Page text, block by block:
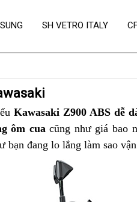
Kawasaki Z900 ABS dễ
ôm cuacũng như giá bao
bạn đang lo lắng vòng
làm sao giá
SH VETRO ITALY